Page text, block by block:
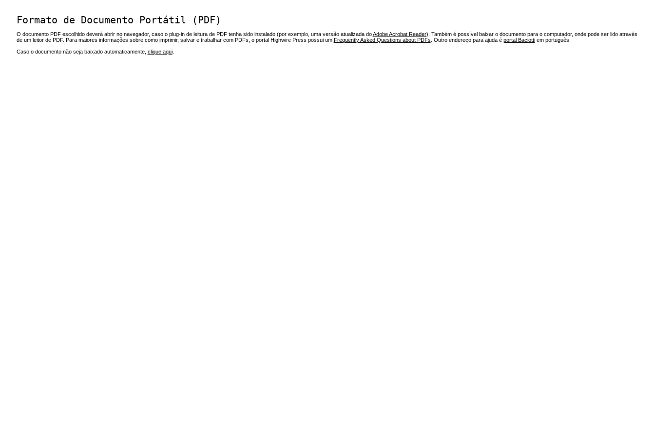
Formato de Documento Portátil (PDF)
O documento PDF escolhido deverá abrir no navegador, caso o plug-in de leitura de PDF tenha sido instalado (por exemplo, uma versão atualizada doAdobe Acrobat Reader). Também é possível baixar o documento para o computador, onde pode ser lido através
de um leitor de PDF. Para maiores informações sobre como imprimir, salvar e trabalhar com PDFs, o portal Highwire Press possui um Frequently Asked Questions about PDFs . Outro endereço para ajuda é portal Baciottiem português.
Caso o documento não seja baixado automaticamente, clique aqui.